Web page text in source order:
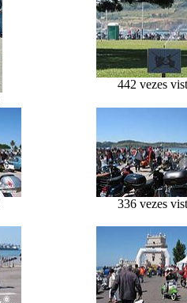
442 vezes
336 vezes